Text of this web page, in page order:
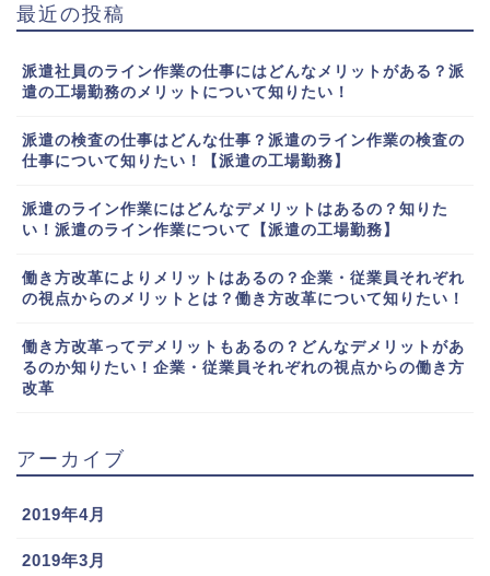
最近の投稿
派遣社員のライン作業の仕事にはどんなメリットがある？派
遣の工場勤務のメリットについて知りたい！
派遣の検査の仕事はどんな仕事？派遣のライン作業の検査の
仕事について知りたい！【派遣の工場勤務】
派遣のライン作業にはどんなデメリットはあるの？知りた
い！派遣のライン作業について【派遣の工場勤務】
働き方改革によりメリットはあるの？企業・従業員それぞれ
の視点からのメリットとは？働き方改革について知りたい！
働き方改革ってデメリットもあるの？どんなデメリットがあ
るのか知りたい！企業・従業員それぞれの視点からの働き方
改革
アーカイブ
2019年4月
2019年3月